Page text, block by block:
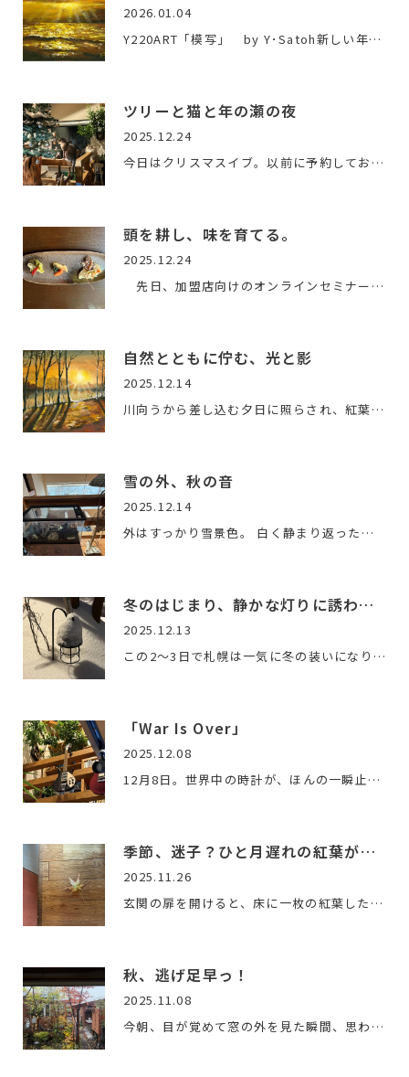
2026.01.04
Y220ART「模写」 by Y･Satoh新しい年を迎えました。特別なこ…
ツリーと猫と年の瀬の夜
2025.12.24
今日はクリスマスイブ。以前に予約しておいたケーキを受け取り…
頭を耕し、味を育てる。
2025.12.24
先日、加盟店向けのオンラインセミナーを受講しました。テー…
自然とともに佇む、光と影
2025.12.14
川向うから差し込む夕日に照らされ、紅葉を終えた立ち木の幹と…
雪の外、秋の音
2025.12.14
外はすっかり雪景色。 白く静まり返った景色を見ると、季節はも…
冬のはじまり、静かな灯りに誘われて
2025.12.13
この2〜3日で札幌は一気に冬の装いになりました。最高気温もや…
「War Is Over」
2025.12.08
12月8日。世界中の時計が、ほんの一瞬止まった——そんな日から45…
季節、迷子？ひと月遅れの紅葉が玄関にやって来た日
2025.11.26
玄関の扉を開けると、床に一枚の紅葉したモミジの葉が落ちてい…
秋、逃げ足早っ！
2025.11.08
今朝、目が覚めて窓の外を見た瞬間、思わず「えっ!?」昨日まで…